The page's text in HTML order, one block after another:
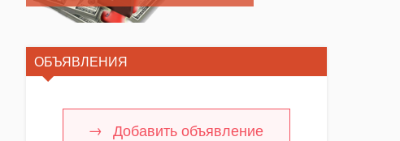
ОБЪЯВЛЕНИЯ
Добавить объявление